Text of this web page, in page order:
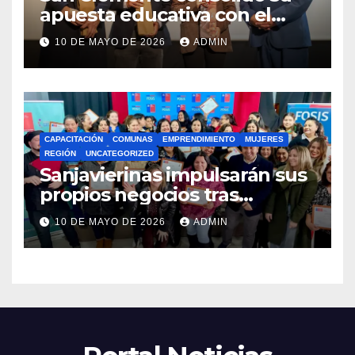
apuesta educativa con el
lanzamiento del
Preuniversitario Brotes 2026
10 DE MAYO DE 2026 ADMIN
CAPACITACIÓN COMUNAS EMPRENDIMIENTO
MUJERES
REGIÓN
UNCATEGORIZED
Sanjavierinas impulsarán sus
propios negocios tras
capacitarse junto al FOSIS
10 DE MAYO DE 2026 ADMIN